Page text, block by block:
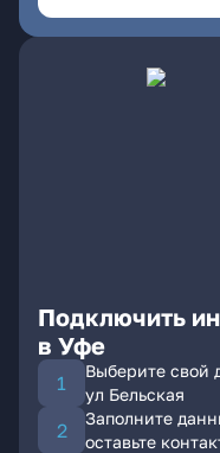
Подключить
в Уфе
Выберите свой
ул Бельская
Заполните
оставьте